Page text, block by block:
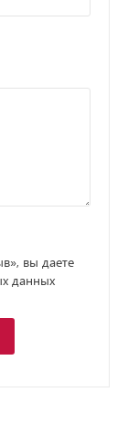
вы даете
данных